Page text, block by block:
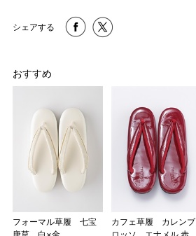
シェアする
おすすめ
フォーマル草履 七宝
カフェ草履 カレンブ